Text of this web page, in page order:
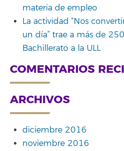
materia de empleo
La actividad “Nos
un día” trae a más de
Bachillerato a la ULL
COMENTARIOS
ARCHIVOS
diciembre 2016
noviembre 2016